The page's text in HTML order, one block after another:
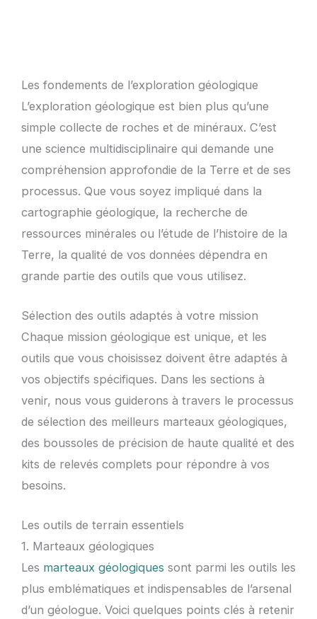
Les fondements de l’exploration géologique
L’exploration géologique est bien plus qu’une
simple collecte de roches et de minéraux. C’est
une science multidisciplinaire qui demande une
compréhension approfondie de la Terre et de ses
processus. Que vous soyez impliqué dans la
cartographie géologique, la recherche de
ressources minérales ou l’étude de l’histoire de la
Terre, la qualité de vos données dépendra en
grande partie des outils que vous utilisez.
Sélection des outils adaptés à votre mission
Chaque mission géologique est unique, et les
outils que vous choisissez doivent être adaptés à
vos objectifs spécifiques. Dans les sections à
venir, nous vous guiderons à travers le processus
de sélection des meilleurs marteaux géologiques,
des boussoles de précision de haute qualité et des
kits de relevés complets pour répondre à vos
besoins.
Les outils de terrain essentiels
1. Marteaux géologiques
Les marteaux géologiques sont parmi les outils les
plus emblématiques et indispensables de l’arsenal
d’un géologue. Voici quelques points clés à retenir